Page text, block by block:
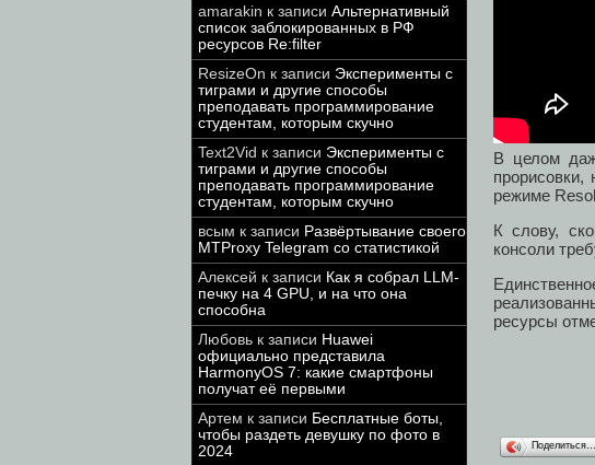
amarakin к записи Альтернативный
список заблокированных в РФ
ресурсов Re:filter
ResizeOn к записи Эксперименты с
тиграми и другие способы
преподавать программирование
студентам, которым скучно
Text2Vid к записи Эксперименты с
тиграми и другие способы
преподавать программирование
студентам, которым скучно
всым к записи Развёртывание своего
MTProxy Telegram со статистикой
Алексей к записи Как я собрал LLM-
печку на 4 GPU, и на что она
способна
Любовь к записи Huawei
официально представила
HarmonyOS 7: какие смартфоны
получат её первыми
Артем к записи Бесплатные боты,
чтобы раздеть девушку по фото в
2024
В целом
режиме
К слову,
консоли
ресурсы
Поделиться…